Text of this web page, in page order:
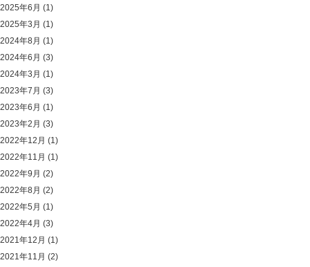
2025年6月 (1)
2025年3月 (1)
2024年8月 (1)
2024年6月 (3)
2024年3月 (1)
2023年7月 (3)
2023年6月 (1)
2023年2月 (3)
2022年12月 (1)
2022年11月 (1)
2022年9月 (2)
2022年8月 (2)
2022年5月 (1)
2022年4月 (3)
2021年12月 (1)
2021年11月 (2)